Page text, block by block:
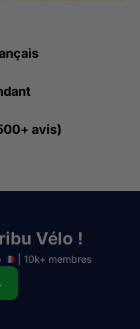
avis)
Vélo !
| 10k+ membres